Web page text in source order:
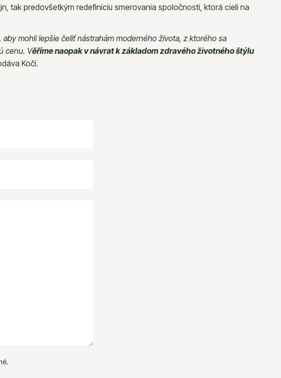
tak predovšetkým redefiníciu smerovania spoločnosti, ktorá cieli na
mohli lepšie čeliť nástrahám moderného života, z ktorého sa
cenu. Věříme naopak v návrat k základom zdravého životného štýlu
Kočí.